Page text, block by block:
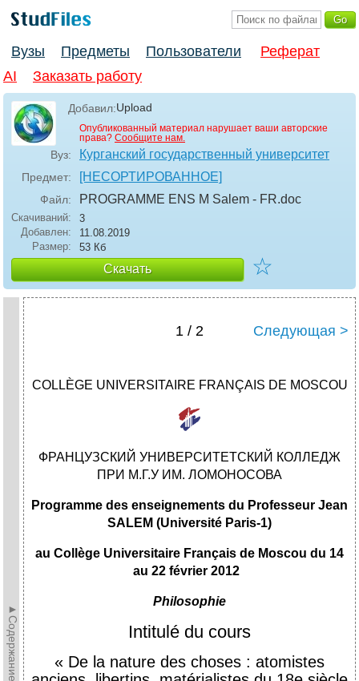
Вузы Предметы Пользователи
Реферат
AI
Заказать работу
Добавил:Upload
Опубликованный материал нарушает ваши авторские
права? Сообщите нам.
Вуз: Курганский государственный университет
Предмет: [НЕСОРТИРОВАННОЕ]
Файл: PROGRAMME ENS M Salem - FR.doc
Скачиваний:
3
Добавлен:
11.08.2019
Размер:
53 Кб
Скачать ☆
►Содержание►
1 / 2 Следующая >
COLLÈGE UNIVERSITAIRE FRANÇAIS DE MOSCOU
ФРАНЦУЗСКИЙ УНИВЕРСИТЕТСКИЙ КОЛЛЕДЖ
ПРИ М.Г.У ИМ. ЛОМОНОСОВА
Programme des enseignements du Professeur Jean
SALEM (Université Paris-1)
au Collège Universitaire Français de Moscou du 14
au 22 février 2012
Philosophie
Intitulé du cours
« De la nature des choses : atomistes